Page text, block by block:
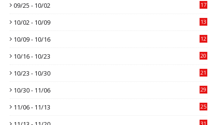
09/25 - 10/02 17
10/02 - 10/09 13
10/09 - 10/16 12
10/16 - 10/23 20
10/23 - 10/30 21
10/30 - 11/06 29
11/06 - 11/13 25
31